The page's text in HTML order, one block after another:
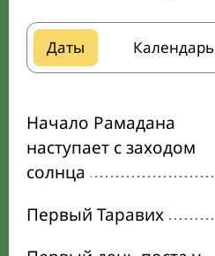
Даты Календарь
Начало Рамадана
наступает с заходом
солнца
Первый Таравих